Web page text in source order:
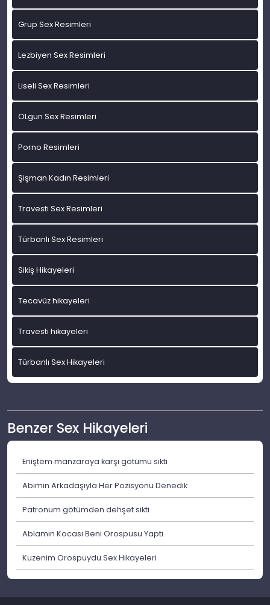
Grup Sex Resimleri
Lezbiyen Sex Resimleri
Liseli Sex Resimleri
OLgun Sex Resimleri
Porno Resimleri
Şişman Kadın Resimleri
Travesti Sex Resimleri
Türbanlı Sex Resimleri
Sikiş Hikayeleri
Tecavüz hikayeleri
Travesti hikayeleri
Türbanlı Sex Hikayeleri
Benzer Sex Hikayeleri
Eniştem manzaraya karşı götümü sikti
Abimin Arkadaşıyla Her Pozisyonu Denedik
Patronum götümden dehşet sikti
Ablamın Kocası Beni Orospusu Yaptı
Kuzenim Orospuydu Sex Hikayeleri